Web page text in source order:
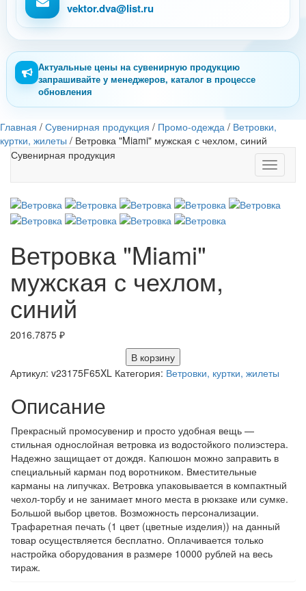
vektor.dva@list.ru
Актуальные цены на сувенирную продукцию
запрашивайте у менеджеров, каталог в процессе
обновления
Главная / Сувенирная продукция / Промо-одежда / Ветровки,
куртки, жилеты / Ветровка "Miami" мужская с чехлом, синий
Toggle
Сувенирная продукция
Ветровка "Miami"
мужская с чехлом,
синий
2016.7875 ₽
В корзину
Артикул: v23175F65XL Категория: Ветровки, куртки, жилеты
Описание
Прекрасный промосувенир и просто удобная вещь —
стильная однослойная ветровка из водостойкого полиэстера.
Надежно защищает от дождя. Капюшон можно заправить в
специальный карман под воротником. Вместительные
карманы на липучках. Ветровка упаковывается в компактный
чехол-торбу и не занимает много места в рюкзаке или сумке.
Большой выбор цветов. Возможность персонализации.
Трафаретная печать (1 цвет (цветные изделия)) на данный
товар осуществляется бесплатно. Оплачивается только
настройка оборудования в размере 10000 рублей на весь
тираж.